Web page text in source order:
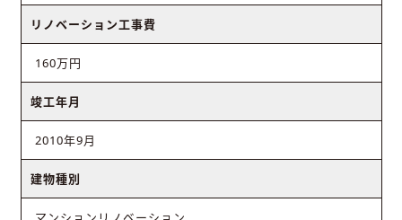
リノベーション工事費
160万円
竣工年月
2010年9月
建物種別